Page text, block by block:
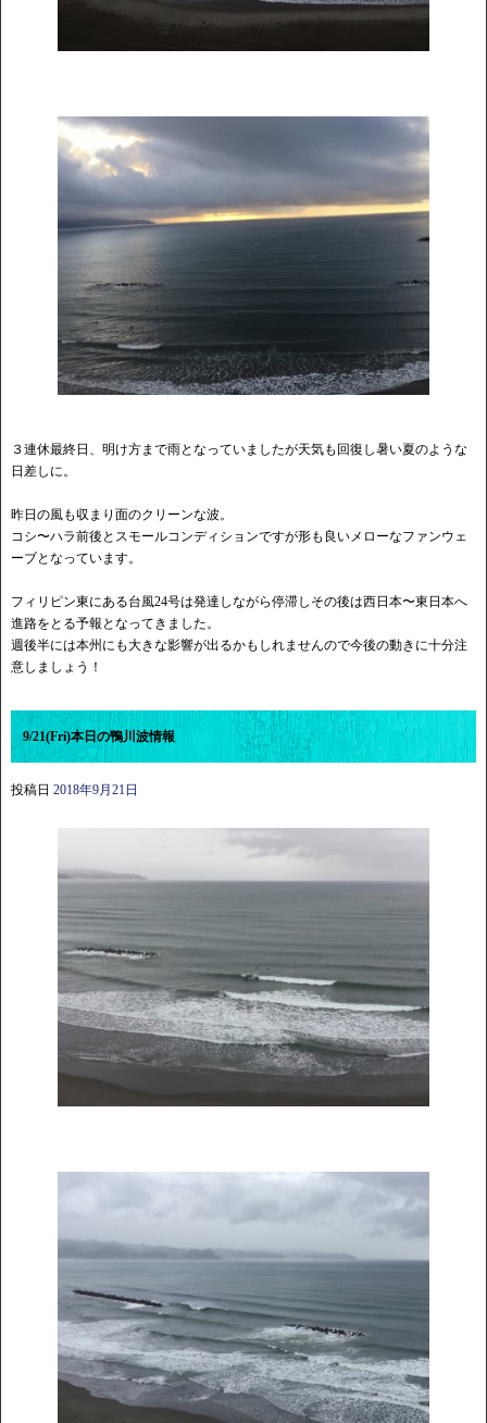
３連休最終日、明け方まで雨となっていましたが天気も回復し暑い夏のような
日差しに。
昨日の風も収まり面のクリーンな波。
コシ〜ハラ前後とスモールコンディションですが形も良いメローなファンウェ
ーブとなっています。
フィリピン東にある台風24号は発達しながら停滞しその後は西日本〜東日本へ
進路をとる予報となってきました。
週後半には本州にも大きな影響が出るかもしれませんので今後の動きに十分注
意しましょう！
9/21(Fri)本日の鴨川波情報
投稿日 2018年9月21日